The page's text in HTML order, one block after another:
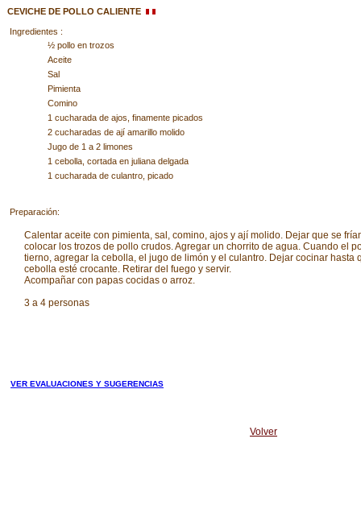
CEVICHE DE POLLO CALIENTE
Ingredientes :
½ pollo en trozos
Aceite
Sal
Pimienta
Comino
1 cucharada de ajos, finamente picados
2 cucharadas de ají amarillo molido
Jugo de 1 a 2 limones
1 cebolla, cortada en juliana delgada
1 cucharada de culantro, picado
Preparación:
Calentar aceite con pimienta, sal, comino, ajos y ají molido. Dejar que se
colocar los trozos de pollo crudos. Agregar un chorrito de agua. Cuando el
tierno, agregar la cebolla, el jugo de limón y el culantro. Dejar cocinar hasta
cebolla esté crocante. Retirar del fuego y servir.
Acompañar con papas cocidas o arroz.
3 a 4 personas
VER EVALUACIONES Y SUGERENCIAS
Volver